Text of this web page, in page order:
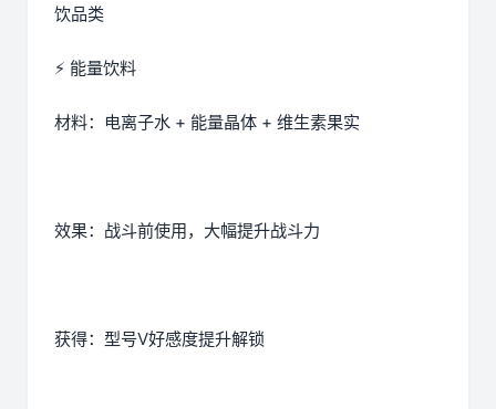
饮品类
⚡ 能量饮料
材料：电离子水 + 能量晶体 + 维生素果实
效果：战斗前使用，大幅提升战斗力
获得：型号V好感度提升解锁